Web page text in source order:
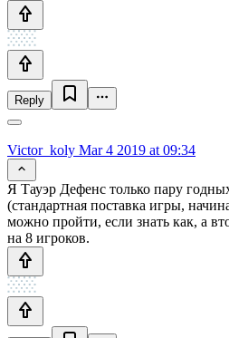
Reply
Victor_koly Mar 4 2019 at 09:34
Я Тауэр Дефенс только пару
(стандартная поставка игры,
можно пройти, если знать как, а
на 8 игроков.